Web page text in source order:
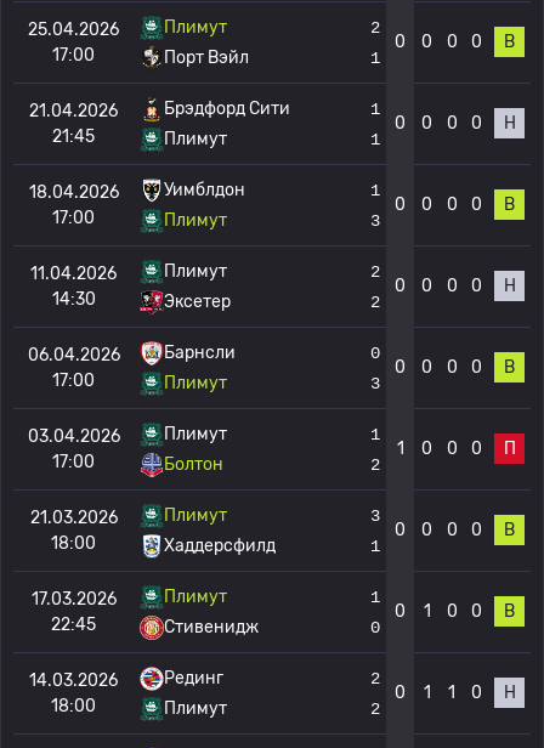
25.04.2026
17:00
Плимут
Порт Вэйл
2
1
0 0 0 0 В
21.04.2026
21:45
Брэдфорд Сити
Плимут
1
1
0 0 0 0 Н
18.04.2026
17:00
Уимблдон
Плимут
1
3
0 0 0 0 В
11.04.2026
14:30
Плимут
Эксетер
2
2
0 0 0 0 Н
06.04.2026
17:00
Барнсли
Плимут
0
3
0 0 0 0 В
03.04.2026
17:00
Плимут
Болтон
1
2
1 0 0 0 П
21.03.2026
18:00
Плимут
Хаддерсфилд
3
1
0 0 0 0 В
17.03.2026
22:45
Плимут
Стивенидж
1
0
0 1 0 0 В
14.03.2026
18:00
Рединг
Плимут
2
2
0 1 1 0 Н